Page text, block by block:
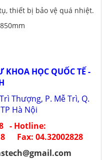
thiết bị bảo vệ quá nhiệt.
KHOA HỌC QUỐC TẾ -
Thượng, P. Mễ Trì, Q.
Hà Nội
- Hotline:
Fax: 04.32002828